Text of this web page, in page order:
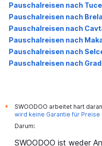
Pauschalreisen nach
Pauschalreisen nach Brela
Pauschalreisen nach
Pauschalreisen nach
Pauschalreisen nach
Pauschalreisen nach
*
SWOODOO arbeitet hart
wird keine Garantie für Preise
Darum:
SWOODOO ist weder